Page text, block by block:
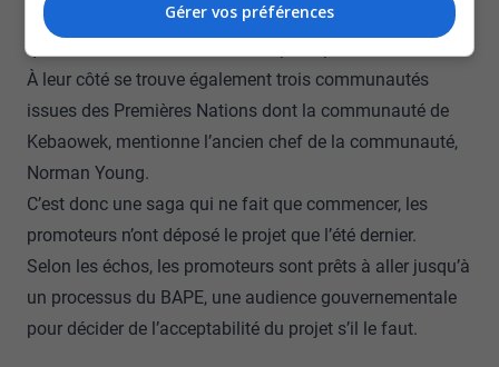
Onimiki, c’est chapeauté par la MRC du Témiscamingue,
qui se trouve à être l’actionnaire principal.
À leur côté se trouve également trois communautés
issues des Premières Nations dont la communauté de
Kebaowek, mentionne l’ancien chef de la communauté,
Norman Young.
C’est donc une saga qui ne fait que commencer, les
promoteurs n’ont déposé le projet que l’été dernier.
Selon les échos, les promoteurs sont prêts à aller jusqu’à
un processus du BAPE, une audience gouvernementale
pour décider de l’acceptabilité du projet s’il le faut.
Gérer vos préférences